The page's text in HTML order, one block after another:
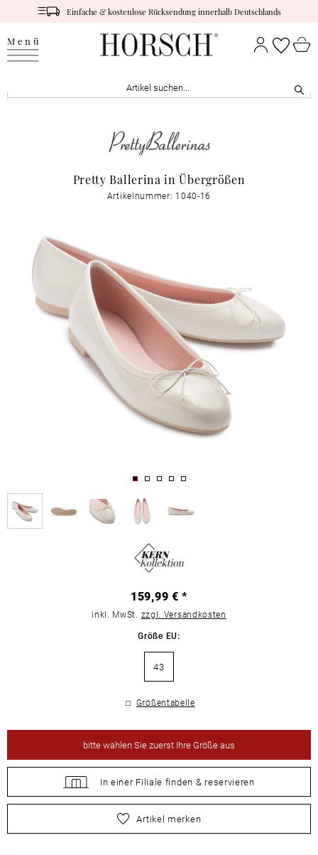
Einfache & kostenlose Rücksendung innerhalb Deutschlands
Menü
Pretty Ballerina in Übergrößen
Artikelnummer: 1040-16
159,99 € *
inkl. MwSt. zzgl. Versandkosten
Größe EU:
43
Größentabelle
bittewählen Sie zuerst Ihre Größe aus
In einer Filiale finden & reservieren
wählen Sie zuerst Ihre Größe aus
Artikel merken